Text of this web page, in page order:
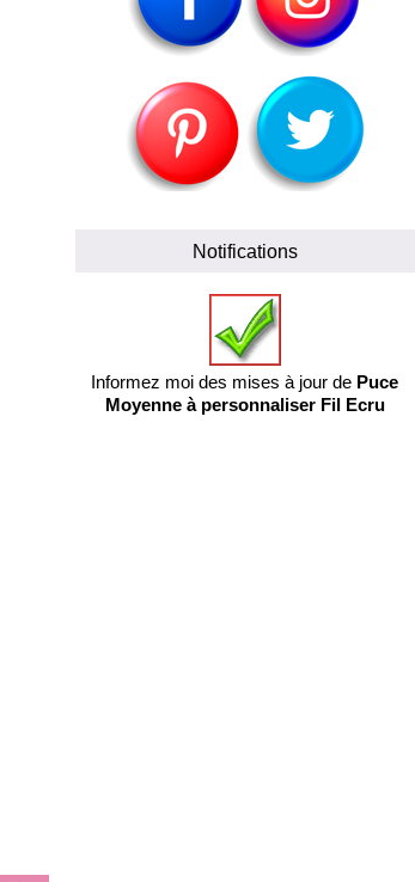
Notifications
Informez moi des mises à jour de Puce
Moyenne à personnaliser Fil Ecru